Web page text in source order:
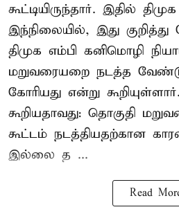
கூட்டியிருந்தார். இதில்
இந்நிலையில், இது குறித்து
திமுக எம்பி கனிமொழி
மறுவரையறை நடத்த
கோரியது என்று
கூறியதாவது: தொகுதி
கூட்டம் நடத்தியதற்கான
இல்லை த ...
Read